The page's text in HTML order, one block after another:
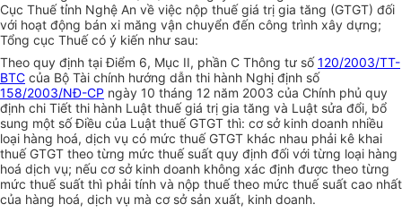
Cục Thuế tỉnh Nghệ An về việc nộp thuế giá trị gia tăng (GTGT) đối
với hoạt động bán xi măng vận chuyển đến công trình xây dựng;
Tổng cục Thuế có ý kiến như sau:
Theo quy định tại Điểm 6, Mục II, phần C Thông tư số120/2003/TT-
BTC của Bộ Tài chính hướng dẫn thi hành Nghị định số
158/2003/NĐ-CP ngày 10 tháng 12 năm 2003 của Chính phủ quy
định chi Tiết thi hành Luật thuế giá trị gia tăng và Luật sửa đổi, bổ
sung một số Điều của Luật thuế GTGT thì: cơ sở kinh doanh nhiều
loại hàng hoá, dịch vụ có mức thuế GTGT khác nhau phải kê khai
thuế GTGT theo từng mức thuế suất quy định đối với từng loại hàng
hoá dịch vụ; nếu cơ sở kinh doanh không xác định được theo từng
mức thuế suất thì phải tính và nộp thuế theo mức thuế suất cao nhất
của hàng hoá, dịch vụ mà cơ sở sản xuất, kinh doanh.